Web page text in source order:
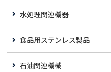
水処理関連機器
食品用ステンレス製品
石油関連機械